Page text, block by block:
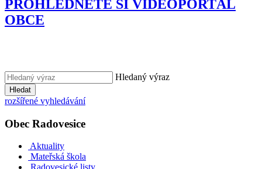
PROHLÉDNĚTE SI VIDEOPORTÁL
OBCE
Hledaný výraz
Hledat
rozšířené vyhledávání
Obec Radovesice
Aktuality
Mateřská škola